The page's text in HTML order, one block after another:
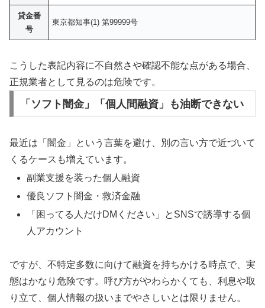
貸金番
号
東京都知事(1) 第99999号
こうした表記内容に不自然さや確認不能な点がある場合、
正規業者として見るのは危険です。
「ソフト闇金」「個人間融資」も油断できない
最近は「闇金」という言葉を避け、別の言い方で近づいて
くるケースも増えています。
副業支援を装った個人融資
優良ソフト闇金・救済金融
「困ってる人だけDMください」とSNSで誘導する個
人アカウント
ですが、不特定多数に向けて融資を持ちかける時点で、実
態はかなり危険です。呼び方がやわらかくても、利息や取
り立て、個人情報の扱いまでやさしいとは限りません。